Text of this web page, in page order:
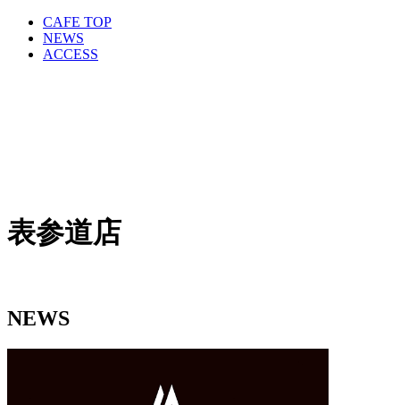
CAFE TOP
NEWS
ACCESS
表参道店
NEWS